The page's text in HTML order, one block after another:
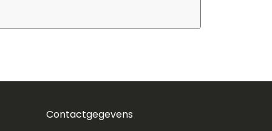
Contactgegevens